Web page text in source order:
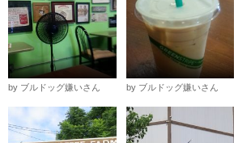
by ブルドッグ嫌いさん by ブルドッグ嫌いさん